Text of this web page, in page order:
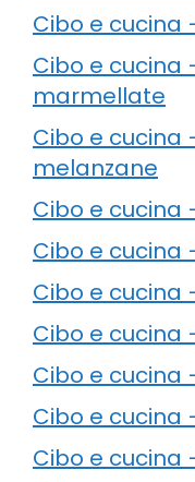
Cibo e cucina
Cibo e cucina
marmellate
Cibo e cucina
melanzane
Cibo e cucina
Cibo e cucina
Cibo e cucina
Cibo e cucina
Cibo e cucina
Cibo e cucina
Cibo e cucina